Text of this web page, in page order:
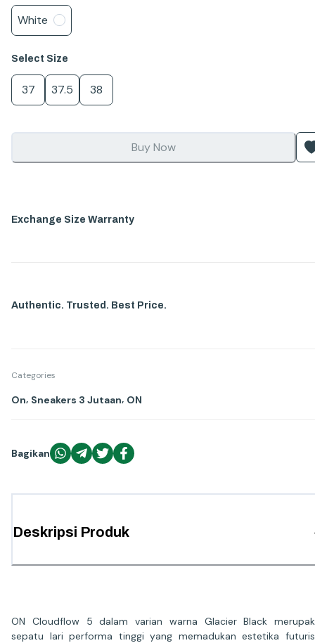
White
Select Size
37 37.5 38
Buy Now
Exchange Size Warranty
Authentic. Trusted. Best Price.
Categories
On, Sneakers 3 Jutaan, ON
Bagikan
Deskripsi Produk
ON Cloudflow 5 dalam varian warna Glacier Black
sepatu lari performa tinggi yang memadukan estetika